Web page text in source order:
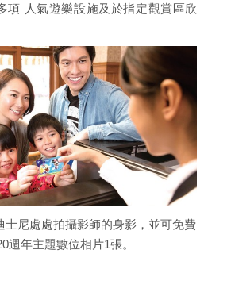
項 人氣遊樂設施及於指定觀賞區欣
尼處處拍攝影師的身影，並可免費
週年主題數位相片1張。